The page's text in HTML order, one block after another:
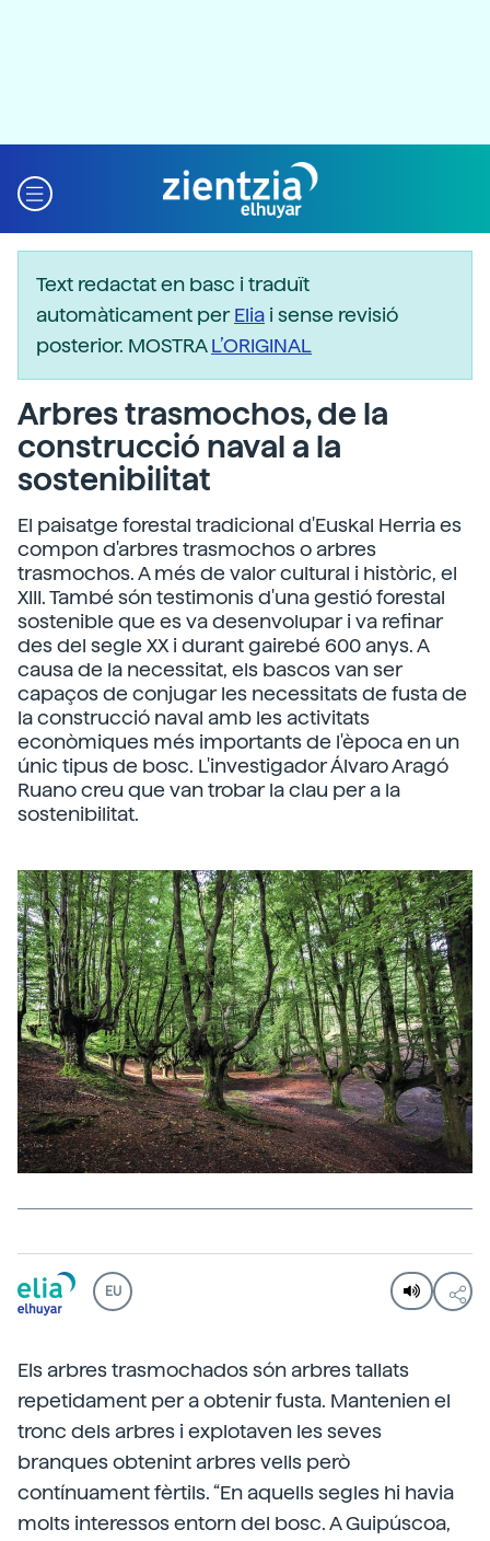
Text redactat en basc i traduït
automàticament perElia i sense revisió
posterior. MOSTRAL’ORIGINAL
Arbres trasmochos, de la
construcció naval a la
sostenibilitat
El paisatge forestal tradicional d'Euskal Herria es
compon d'arbres trasmochos o arbres
trasmochos. A més de valor cultural i històric, el
XIII. També són testimonis d'una gestió forestal
sostenible que es va desenvolupar i va refinar
des del segle XX i durant gairebé 600 anys. A
causa de la necessitat, els bascos van ser
capaços de conjugar les necessitats de fusta de
la construcció naval amb les activitats
econòmiques més importants de l'època en un
únic tipus de bosc. L'investigador Álvaro Aragó
Ruano creu que van trobar la clau per a la
sostenibilitat.
EU
Els arbres trasmochados són arbres tallats
repetidament per a obtenir fusta. Mantenien el
tronc dels arbres i explotaven les seves
branques obtenint arbres vells però
contínuament fèrtils. “En aquells segles hi havia
molts interessos entorn del bosc. A Guipúscoa,